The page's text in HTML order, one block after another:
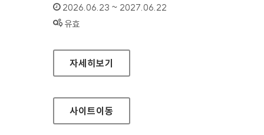
인증기간 :
2026.06.23 ~ 2027.06.22
상태 :
유효
LG CONTENT STORE(모바일웹)
자세히보기
사이트이동